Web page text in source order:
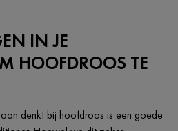
IN JE
HOOFDROOS TE
denkt bij hoofdroos is een goede